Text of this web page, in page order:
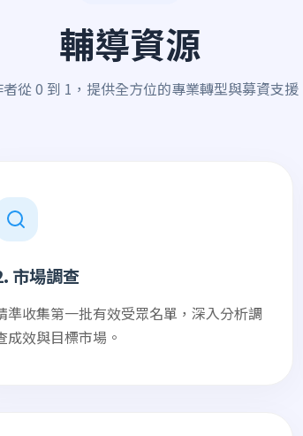
輔導資源
從 0 到 1，提供全方位的專業轉型與募資支援
市場調查
準收集第一批有效受眾名單，深入分析調
成效與目標市場。